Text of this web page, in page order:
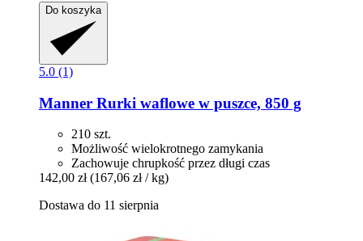
Do koszyka
5.0 (1)
Manner Rurki waflowe w puszce, 850 g
210 szt.
Możliwość wielokrotnego zamykania
Zachowuje chrupkość przez długi czas
142,00 zł (167,06 zł / kg)
Dostawa do 11 sierpnia